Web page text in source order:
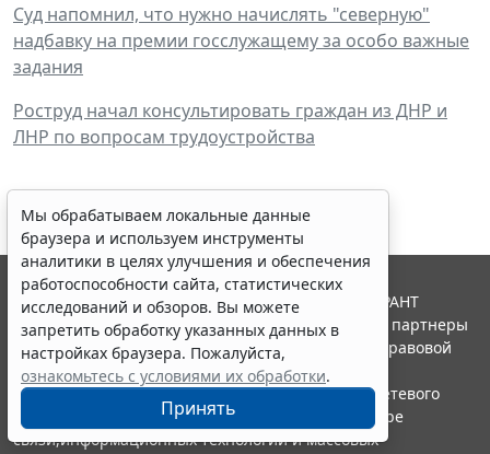
Суд напомнил, что нужно начислять "северную"
надбавку на премии госслужащему за особо важные
задания
Роструд начал консультировать граждан из ДНР и
ЛНР по вопросам трудоустройства
Мы обрабатываем локальные данные
браузера и используем инструменты
аналитики в целях улучшения и обеспечения
работоспособности сайта, статистических
исследований и обзоров. Вы можете
запретить обработку указанных данных в
настройках браузера. Пожалуйста,
ознакомьтесь с условиями их обработки.
Принять
© ООО "НПП "ГАРАНТ-СЕРВИС", 2026. Система ГАРАНТ
выпускается с 1990 года. Компания "Гарант" и ее партнеры
являются участниками Российской ассоциации правовой
информации ГАРАНТ.
Портал ГАРАНТ.РУ зарегистрирован в качестве сетевого
издания Федеральной службой по надзору в сфере
связи,информационных технологий и массовых